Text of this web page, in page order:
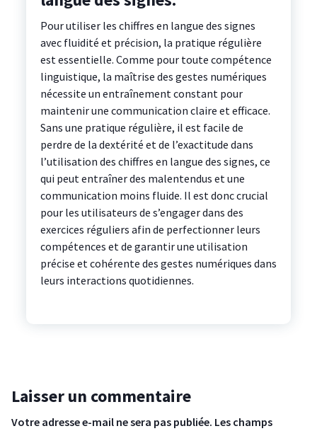
Pour utiliser les chiffres en langue des signes
avec fluidité et précision, la pratique régulière
est essentielle. Comme pour toute compétence
linguistique, la maîtrise des gestes numériques
nécessite un entraînement constant pour
maintenir une communication claire et efficace.
Sans une pratique régulière, il est facile de
perdre de la dextérité et de l’exactitude dans
l’utilisation des chiffres en langue des signes, ce
qui peut entraîner des malentendus et une
communication moins fluide. Il est donc crucial
pour les utilisateurs de s’engager dans des
exercices réguliers afin de perfectionner leurs
compétences et de garantir une utilisation
précise et cohérente des gestes numériques dans
leurs interactions quotidiennes.
Laisser un commentaire
Votre adresse e-mail ne sera pas publiée. Les champs